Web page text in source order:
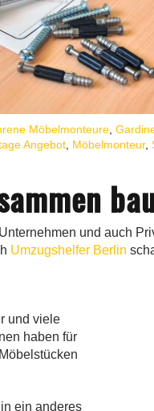
Möbelmonteure
Angebot Möbelmonteur,
und auch
Umzugshelfer Berlin
und viele
haben für
ein anderes